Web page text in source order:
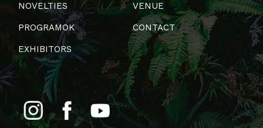
NOVELTIES
PROGRAMOK
EXHIBITORS
VENUE
CONTACT